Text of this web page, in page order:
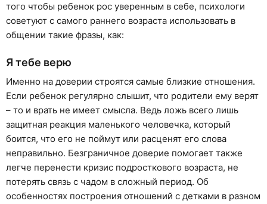
того чтобы ребенок рос уверенным в себе, психологи
советуют с самого раннего возраста использовать в
общении такие фразы, как:
Я тебе верю
Именно на доверии строятся самые близкие отношения.
Если ребенок регулярно слышит, что родители ему верят
– то и врать не имеет смысла. Ведь ложь всего лишь
защитная реакция маленького человечка, который
боится, что его не поймут или расценят его слова
неправильно. Безграничное доверие помогает также
легче перенести кризис подросткового возраста, не
потерять связь с чадом в сложный период. Об
особенностях построения отношений с детками в разном